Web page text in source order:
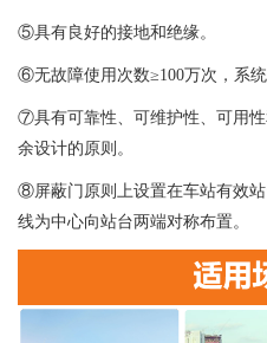
⑤具有良好的接地和绝缘。
⑥无故障使用次数≥100万次，系统
⑦具有可靠性、可维护性、可用
余设计的原则。
⑧屏蔽门原则上设置在车站有效
线为中心向站台两端对称布置。